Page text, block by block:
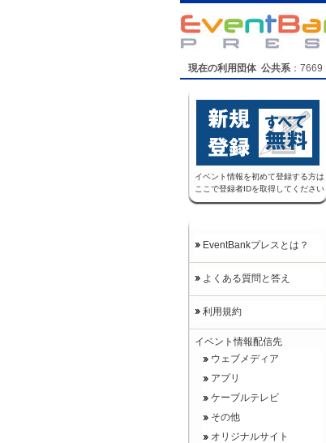
現在の利用団体 公共系： 7669
イベント情報を初めて登録する方は
ここで登録者IDを取得してください
EventBankプレスとは？
よくある質問と答え
利用規約
イベント情報配信先
ウェブメディア
アプリ
ケーブルテレビ
その他
オリジナルサイト